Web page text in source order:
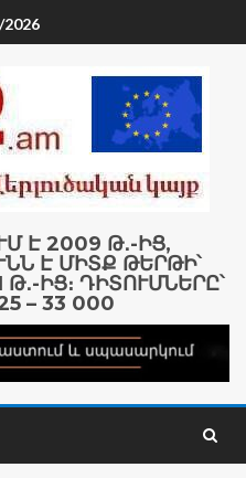
2026
Է 2009 Թ․-ԻՑ,
Է ՄԻՏՔ ԹԵՐԹԻ՝
ԻՑ։ ԴԻՏՈՒՄՆԵՐԸ՝
– 33 000